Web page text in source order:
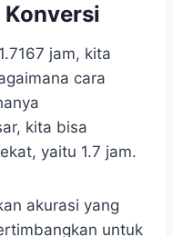
jam, kita
cara
kita bisa
yaitu 1.7 jam.
akurasi yang
untuk